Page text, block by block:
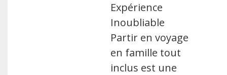
Expérience
Inoubliable
Partir en voyage
en famille tout
inclus est une